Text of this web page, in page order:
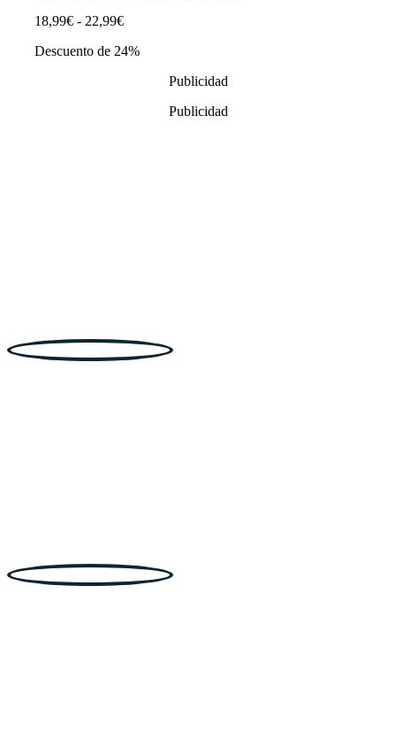
18,99€ - 22,99€Rango
precios:
Descuento de 24%
Publicidad
Publicidad